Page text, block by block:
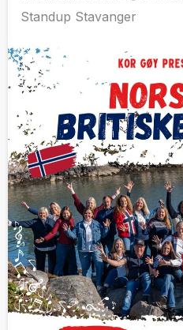
Standup Stavanger